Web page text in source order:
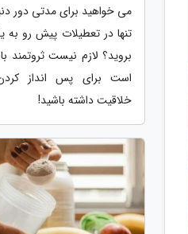
می خواهید برای مدتی دور
تنها در تعطیلات پیش رو به
بروید؟ لازم نیست ثروتمند
است برای پس انداز
خلاقیت داشته باشید!